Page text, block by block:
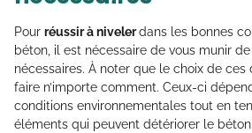
Pour réussir à nivelerdans les bonnes
béton, il est nécessaire de vous munir
nécessaires. À noter que le choix de
faire n’importe comment. Ceux-ci
conditions environnementales tout en
éléments qui peuvent détériorer le